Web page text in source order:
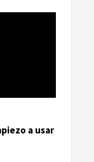
a usar